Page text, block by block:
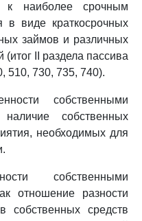
к наиболее срочным
в виде краткосрочных
займов и различных
(итог II раздела пассива
510, 730, 735, 740).
собственными
наличие собственных
необходимых для
собственными
отношение разности
собственных средств